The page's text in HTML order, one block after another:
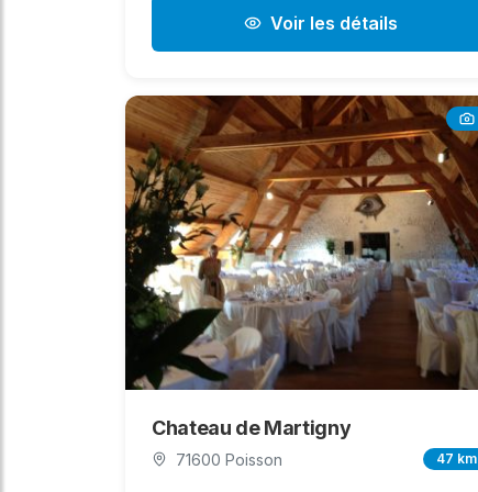
Voir les détails
Chateau de Martigny
71600 Poisson 47 km